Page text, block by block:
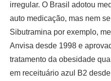
irregular. O Brasil adotou
auto medicação, mas nem
Sibutramina por exemplo,
Anvisa desde 1998 e
tratamento da obesidade
em receituário azul B2